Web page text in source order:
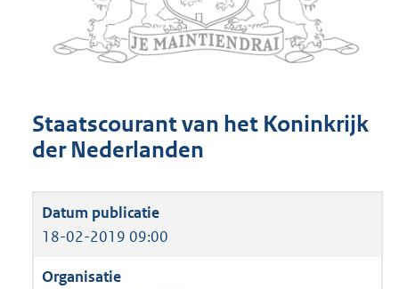
Staatscourant van het Koninkrijk
der Nederlanden
18-02-2019 09:00